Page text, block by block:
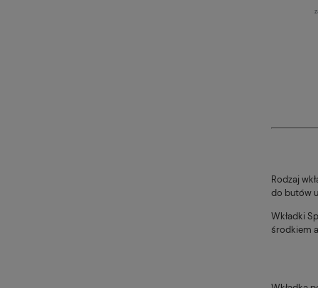
Rodzaj
do butów
Wkładki
środkiem